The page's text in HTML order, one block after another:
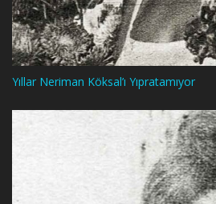
Yıllar Neriman Köksal’ı Yıpratamıyor